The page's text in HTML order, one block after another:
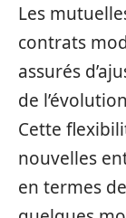
Les
contrats
assurés
de
Cette
nouvelles
en termes